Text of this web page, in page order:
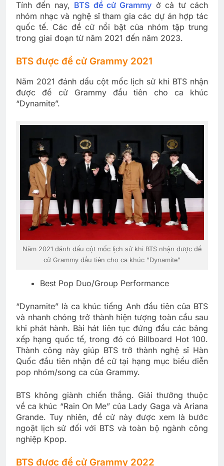
Tính đến nay, BTS đề cử Grammy ở cả tư cách
nhóm nhạc và nghệ sĩ tham gia các dự án hợp tác
quốc tế. Các đề cử nổi bật của nhóm tập trung
trong giai đoạn từ năm 2021 đến năm 2023.
BTS được đề cử Grammy 2021
Năm 2021 đánh dấu cột mốc lịch sử khi BTS nhận
được đề cử Grammy đầu tiên cho ca khúc
“Dynamite”.
Năm 2021 đánh dấu cột mốc lịch sử khi BTS nhận được đề
cử Grammy đầu tiên cho ca khúc “Dynamite”
Best Pop Duo/Group Performance
“Dynamite” là ca khúc tiếng Anh đầu tiên của BTS
và nhanh chóng trở thành hiện tượng toàn cầu sau
khi phát hành. Bài hát liên tục đứng đầu các bảng
xếp hạng quốc tế, trong đó có Billboard Hot 100.
Thành công này giúp BTS trở thành nghệ sĩ Hàn
Quốc đầu tiên nhận đề cử tại hạng mục biểu diễn
pop nhóm/song ca của Grammy.
BTS không giành chiến thắng. Giải thưởng thuộc
về ca khúc “Rain On Me” của Lady Gaga và Ariana
Grande. Tuy nhiên, đề cử này được xem là bước
ngoặt lịch sử đối với BTS và toàn bộ ngành công
nghiệp Kpop.
BTS được đề cử Grammy 2022